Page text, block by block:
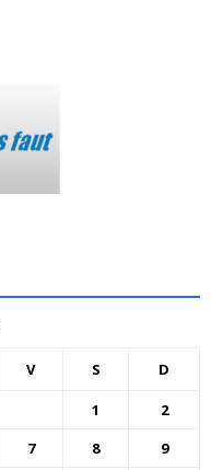
V S D
1
2
7 8
9